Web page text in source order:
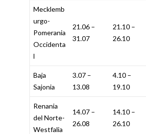
Mecklemb
urgo-
Pomerania
Occidenta
l
21.06 –
31.07
21.10 –
26.10
Baja
Sajonia
3.07 –
13.08
4.10 –
19.10
Renania
del Norte-
Westfalia
14.07 –
26.08
14.10 –
26.10